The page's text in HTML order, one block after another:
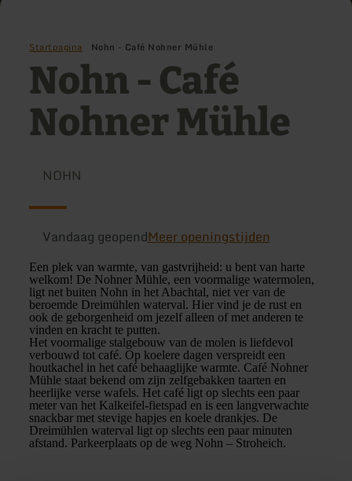
Startpagina Nohn - Café Nohner Mühle
Nohn - Café
Nohner Mühle
NOHN
Vandaag geopendMeer openingstijden
Een plek van warmte, van gastvrijheid: u bent van harte
welkom! De Nohner Mühle, een voormalige watermolen,
ligt net buiten Nohn in het Abachtal, niet ver van de
beroemde Dreimühlen waterval. Hier vind je de rust en
ook de geborgenheid om jezelf alleen of met anderen te
vinden en kracht te putten.
Het voormalige stalgebouw van de molen is liefdevol
verbouwd tot café. Op koelere dagen verspreidt een
houtkachel in het café behaaglijke warmte. Café Nohner
Mühle staat bekend om zijn zelfgebakken taarten en
heerlijke verse wafels. Het café ligt op slechts een paar
meter van het Kalkeifel-fietspad en is een langverwachte
snackbar met stevige hapjes en koele drankjes. De
Dreimühlen waterval ligt op slechts een paar minuten
afstand. Parkeerplaats op de weg Nohn – Stroheich.